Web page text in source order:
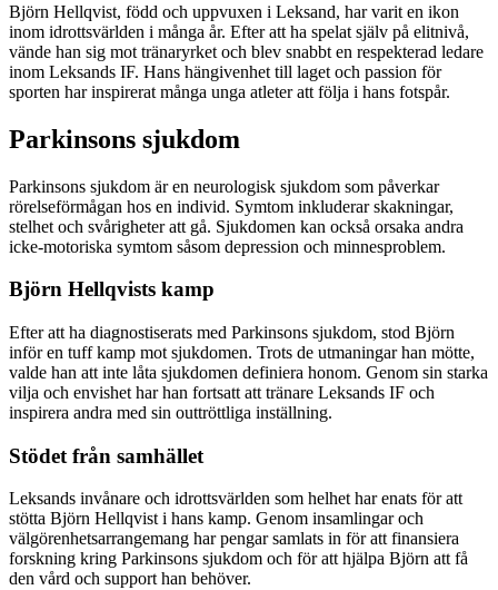
Björn Hellqvist, född och uppvuxen i Leksand, har varit en ikon
inom idrottsvärlden i många år. Efter att ha spelat själv på elitnivå,
vände han sig mot tränaryrket och blev snabbt en respekterad ledare
inom Leksands IF. Hans hängivenhet till laget och passion för
sporten har inspirerat många unga atleter att följa i hans fotspår.
Parkinsons sjukdom
Parkinsons sjukdom är en neurologisk sjukdom som påverkar
rörelseförmågan hos en individ. Symtom inkluderar skakningar,
stelhet och svårigheter att gå. Sjukdomen kan också orsaka andra
icke-motoriska symtom såsom depression och minnesproblem.
Björn Hellqvists kamp
Efter att ha diagnostiserats med Parkinsons sjukdom, stod Björn
inför en tuff kamp mot sjukdomen. Trots de utmaningar han mötte,
valde han att inte låta sjukdomen definiera honom. Genom sin starka
vilja och envishet har han fortsatt att tränare Leksands IF och
inspirera andra med sin outtröttliga inställning.
Stödet från samhället
Leksands invånare och idrottsvärlden som helhet har enats för att
stötta Björn Hellqvist i hans kamp. Genom insamlingar och
välgörenhetsarrangemang har pengar samlats in för att finansiera
forskning kring Parkinsons sjukdom och för att hjälpa Björn att få
den vård och support han behöver.